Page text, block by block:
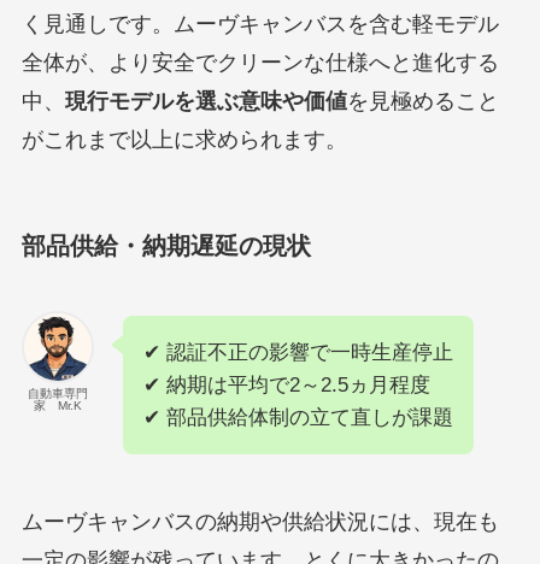
く見通しです。ムーヴキャンバスを含む軽モデル
全体が、より安全でクリーンな仕様へと進化する
中、 現行モデルを選ぶ意味や価値を見極めること
がこれまで以上に求められます。
部品供給・納期遅延の現状
自動車専門
家 Mr.K
✔ 認証不正の影響で一時生産停止
✔ 納期は平均で2～2.5ヵ月程度
✔ 部品供給体制の立て直しが課題
ムーヴキャンバスの納期や供給状況には、現在も